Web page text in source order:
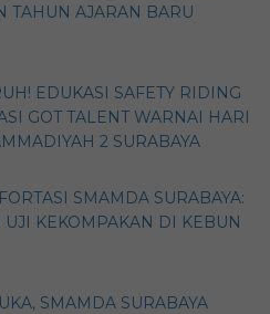
TAHUN AJARAN BARU
EDUKASI SAFETY RIDING
GOT TALENT WARNAI HARI
2 SURABAYA
SMAMDA SURABAYA:
KEKOMPAKAN DI KEBUN
SMAMDA SURABAYA